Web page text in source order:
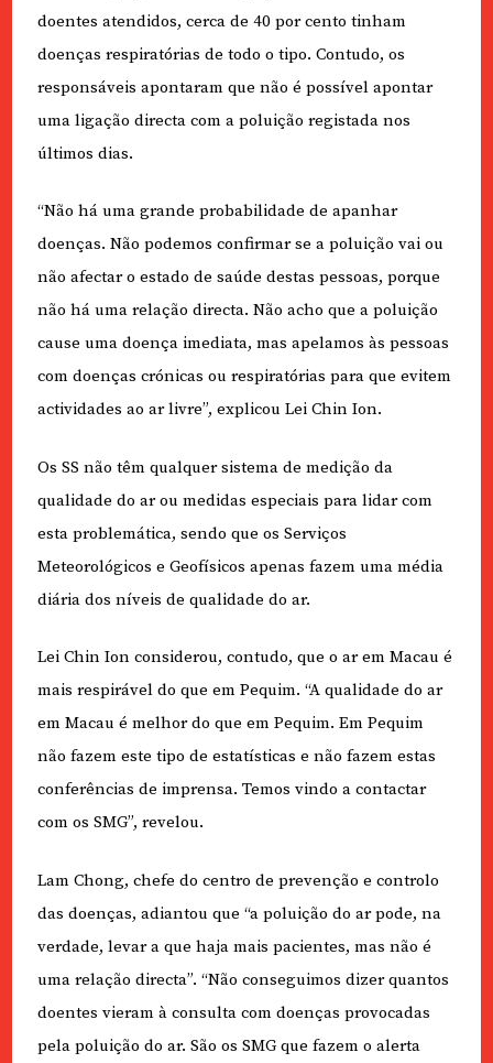
doentes atendidos, cerca de 40 por cento tinham
doenças respiratórias de todo o tipo. Contudo, os
responsáveis apontaram que não é possível apontar
uma ligação directa com a poluição registada nos
últimos dias.
“Não há uma grande probabilidade de apanhar
doenças. Não podemos confirmar se a poluição vai ou
não afectar o estado de saúde destas pessoas, porque
não há uma relação directa. Não acho que a poluição
cause uma doença imediata, mas apelamos às pessoas
com doenças crónicas ou respiratórias para que evitem
actividades ao ar livre”, explicou Lei Chin Ion.
Os SS não têm qualquer sistema de medição da
qualidade do ar ou medidas especiais para lidar com
esta problemática, sendo que os Serviços
Meteorológicos e Geofísicos apenas fazem uma média
diária dos níveis de qualidade do ar.
Lei Chin Ion considerou, contudo, que o ar em Macau é
mais respirável do que em Pequim. “A qualidade do ar
em Macau é melhor do que em Pequim. Em Pequim
não fazem este tipo de estatísticas e não fazem estas
conferências de imprensa. Temos vindo a contactar
com os SMG”, revelou.
Lam Chong, chefe do centro de prevenção e controlo
das doenças, adiantou que “a poluição do ar pode, na
verdade, levar a que haja mais pacientes, mas não é
uma relação directa”. “Não conseguimos dizer quantos
doentes vieram à consulta com doenças provocadas
pela poluição do ar. São os SMG que fazem o alerta